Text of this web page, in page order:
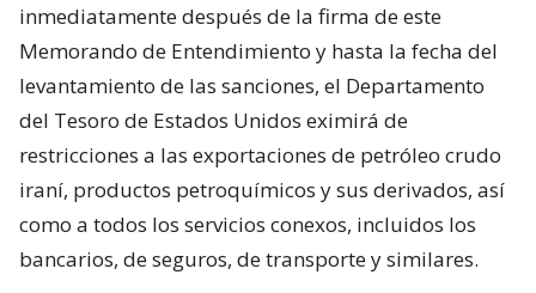
inmediatamente después de la firma de este
Memorando de Entendimiento y hasta la fecha del
levantamiento de las sanciones, el Departamento
del Tesoro de Estados Unidos eximirá de
restricciones a las exportaciones de petróleo crudo
iraní, productos petroquímicos y sus derivados, así
como a todos los servicios conexos, incluidos los
bancarios, de seguros, de transporte y similares.